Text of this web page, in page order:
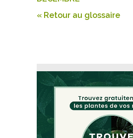
« Retour au glossaire